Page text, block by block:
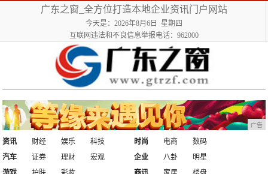
广东之窗_全方位打造本地企业资讯门户网站
今天是：2026年8月6日 星期四
互联网违法和不良信息举报电话：962000
广告
资讯 财经 娱乐
科技
汽车
证券 理财 宏观
时尚 电商
数码
企业
八卦
明星